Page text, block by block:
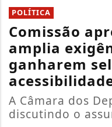
POLÍTICA
Comissão
amplia
ganharem
A Câmara dos
discutindo o